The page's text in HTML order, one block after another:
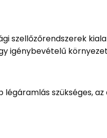
szellőzőrendszerek
igénybevételű
szükséges,